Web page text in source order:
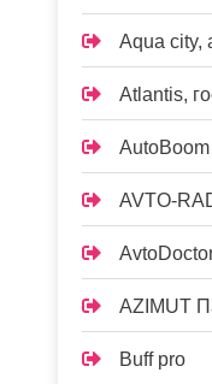
Aqua city,
Atlantis,
AutoBoom
AVTO-
AZIMUT
Buff pro